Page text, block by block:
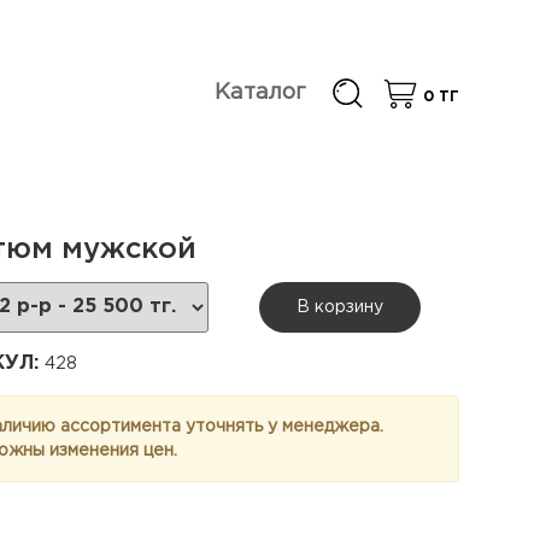
Каталог 0 ТГ
мужской
В корзину
428
ассортимента уточнять у менеджера.
изменения цен.